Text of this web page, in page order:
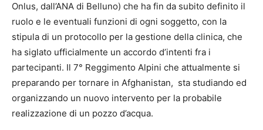
Onlus, dall’ANA di Belluno) che ha fin da subito definito il
ruolo e le eventuali funzioni di ogni soggetto, con la
stipula di un protocollo per la gestione della clinica, che
ha siglato ufficialmente un accordo d’intenti fra i
partecipanti. Il 7° Reggimento Alpini che attualmente si
preparando per tornare in Afghanistan, sta studiando ed
organizzando un nuovo intervento per la probabile
realizzazione di un pozzo d’acqua.